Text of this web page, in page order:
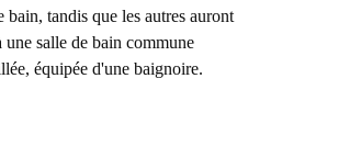
bain, tandis que les autres auront
une salle de bain commune
équipée d'une baignoire.